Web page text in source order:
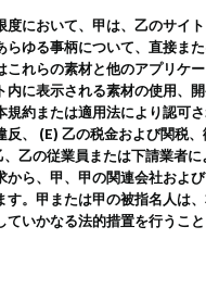
において、甲は、乙のサイ
らゆる事柄について、直接ま
これらの素材と他のアプリ
内に表示される素材の使用、
約または適用法により認可
、 (E) 乙の税金および関税
乙の従業員または下請業者
ら、甲、甲の関連会社およ
。甲または甲の被指名人は
いかなる法的措置を行うこ